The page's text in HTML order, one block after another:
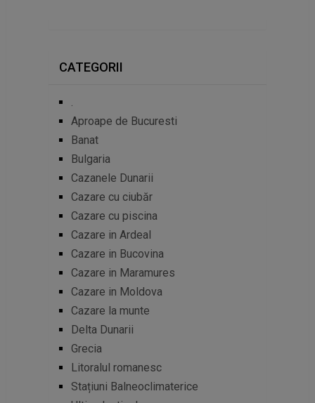
CATEGORII
.
Aproape de Bucuresti
Banat
Bulgaria
Cazanele Dunarii
Cazare cu ciubăr
Cazare cu piscina
Cazare in Ardeal
Cazare in Bucovina
Cazare in Maramures
Cazare in Moldova
Cazare la munte
Delta Dunarii
Grecia
Litoralul romanesc
Stațiuni Balneoclimaterice